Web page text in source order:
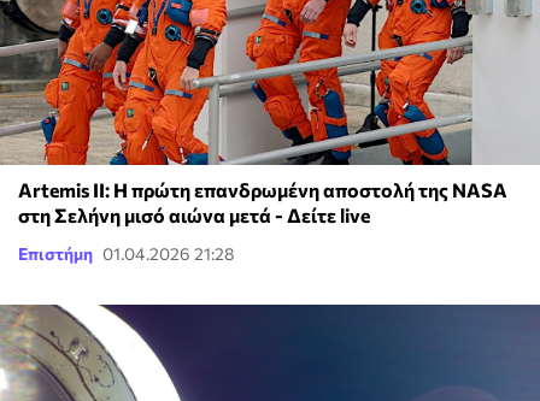
Artemis II: Η πρώτη επανδρωμένη αποστολή της NASA
στη Σελήνη μισό αιώνα μετά - Δείτε live
Επιστήμη 01.04.2026 21:28